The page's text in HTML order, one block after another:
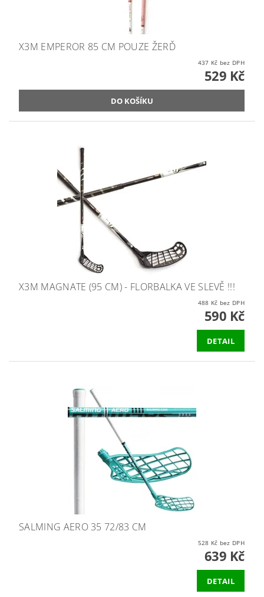
X3M EMPEROR 85 CM POUZE ŽERĎ
437 Kč bez DPH
529 Kč
X3M MAGNATE (95 CM) - FLORBALKA VE SLEVĚ !!!
488 Kč bez DPH
590 Kč
DETAIL
SALMING AERO 35 72/83 CM
528 Kč bez DPH
639 Kč
DETAIL